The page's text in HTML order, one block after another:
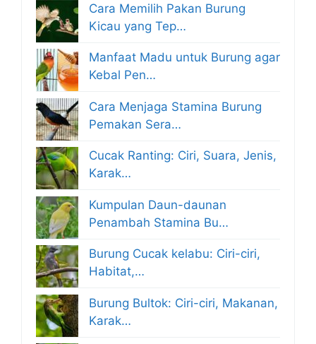
Cara Memilih Pakan Burung
Kicau yang Tep…
Manfaat Madu untuk Burung agar
Kebal Pen…
Cara Menjaga Stamina Burung
Pemakan Sera…
Cucak Ranting: Ciri, Suara, Jenis,
Karak…
Kumpulan Daun-daunan
Penambah Stamina Bu…
Burung Cucak kelabu: Ciri-ciri,
Habitat,…
Burung Bultok: Ciri-ciri, Makanan,
Karak…